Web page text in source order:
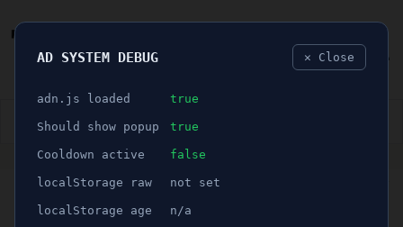
👮🏻‍♂️ BLÅLJUS ÅSIKTER SPORT
ANNONS
Söderenergi vill samla in
AD SYSTEM DEBUG ✕ Close
adn.js loaded true
Should show popup true
Cooldown active false
localStorage raw not set
localStorage age n/a